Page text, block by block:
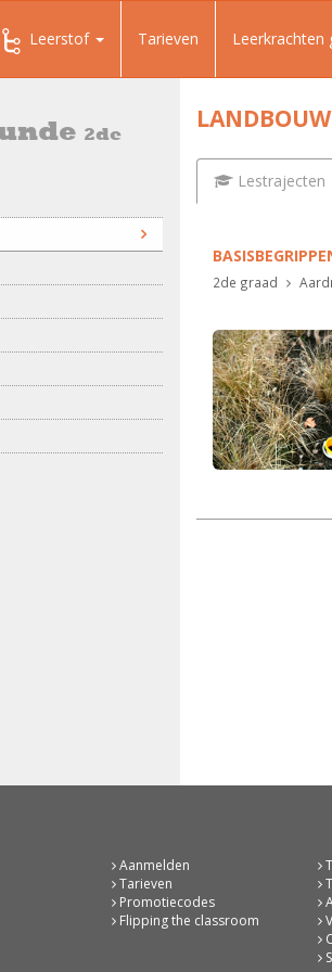
Leerstof Tarieven Leerkrachten
2de
LANDBOUW
Lestrajecten
2de graad
Aanmelden
Tarieven
Promotiecodes
Flipping the classroom